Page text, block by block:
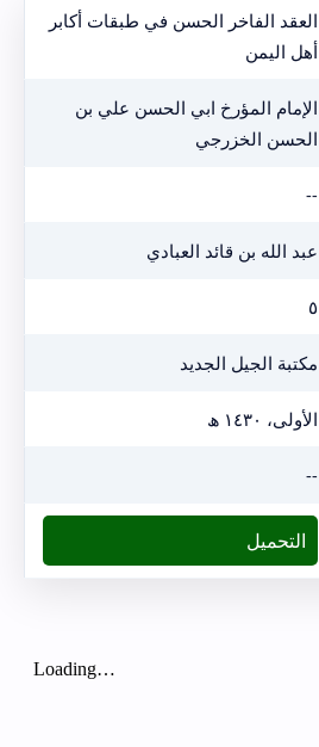
العقد الفاخر الحسن في طبقات أكابر
أهل اليمن
الإمام المؤرخ ابي الحسن علي بن
الحسن الخزرجي
--
عبد الله بن قائد العبادي
٥
مكتبة الجيل الجديد
الأولى، ١٤٣٠ ھ
--
التحميل